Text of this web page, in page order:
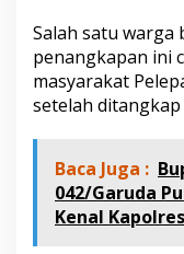
Salah satu warga
penangkapan ini
masyarakat
setelah
Baca Juga :
042/Garuda
Kenal